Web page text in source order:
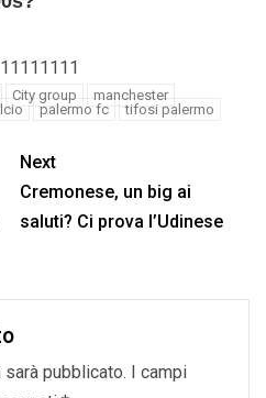
City group
manchester
palermo fc
tifosi palermo
Next
Cremonese, un big ai
saluti? Ci prova l’Udinese
sarà pubblicato.
I campi